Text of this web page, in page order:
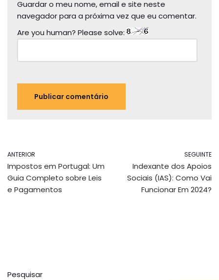
Guardar o meu nome, email e site neste
navegador para a próxima vez que eu comentar.
Are you human? Please solve:
ANTERIOR
Impostos em Portugal: Um
Guia Completo sobre Leis
e Pagamentos
SEGUINTE
Indexante dos Apoios
Sociais (IAS): Como Vai
Funcionar Em 2024?
Pesquisar